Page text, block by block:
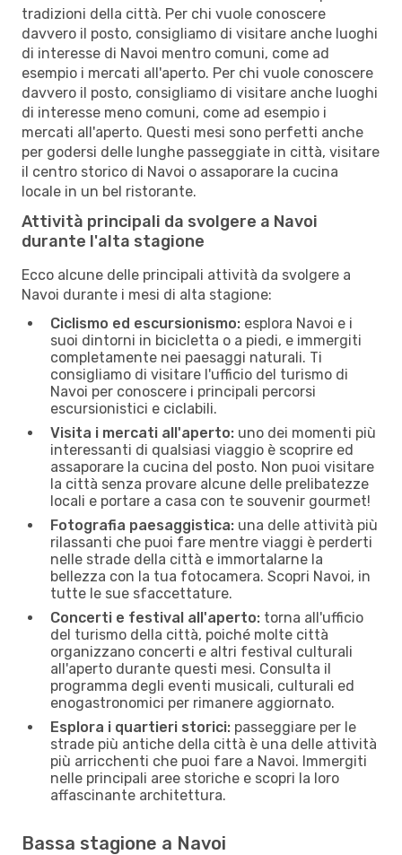
tradizioni della città. Per chi vuole conoscere
davvero il posto, consigliamo di visitare anche luoghi
di interesse di Navoi mentro comuni, come ad
esempio i mercati all'aperto. Per chi vuole conoscere
davvero il posto, consigliamo di visitare anche luoghi
di interesse meno comuni, come ad esempio i
mercati all'aperto. Questi mesi sono perfetti anche
per godersi delle lunghe passeggiate in città, visitare
il centro storico di Navoi o assaporare la cucina
locale in un bel ristorante.
Attività principali da svolgere a Navoi
durante l'alta stagione
Ecco alcune delle principali attività da svolgere a
Navoi durante i mesi di alta stagione:
Ciclismo ed escursionismo: esplora Navoi e i
suoi dintorni in bicicletta o a piedi, e immergiti
completamente nei paesaggi naturali. Ti
consigliamo di visitare l'ufficio del turismo di
Navoi per conoscere i principali percorsi
escursionistici e ciclabili.
Visita i mercati all'aperto: uno dei momenti più
interessanti di qualsiasi viaggio è scoprire ed
assaporare la cucina del posto. Non puoi visitare
la città senza provare alcune delle prelibatezze
locali e portare a casa con te souvenir gourmet!
Fotografia paesaggistica: una delle attività più
rilassanti che puoi fare mentre viaggi è perderti
nelle strade della città e immortalarne la
bellezza con la tua fotocamera. Scopri Navoi, in
tutte le sue sfaccettature.
Concerti e festival all'aperto: torna all'ufficio
del turismo della città, poiché molte città
organizzano concerti e altri festival culturali
all'aperto durante questi mesi. Consulta il
programma degli eventi musicali, culturali ed
enogastronomici per rimanere aggiornato.
Esplora i quartieri storici: passeggiare per le
strade più antiche della città è una delle attività
più arricchenti che puoi fare a Navoi. Immergiti
nelle principali aree storiche e scopri la loro
affascinante architettura.
Bassa stagione a Navoi